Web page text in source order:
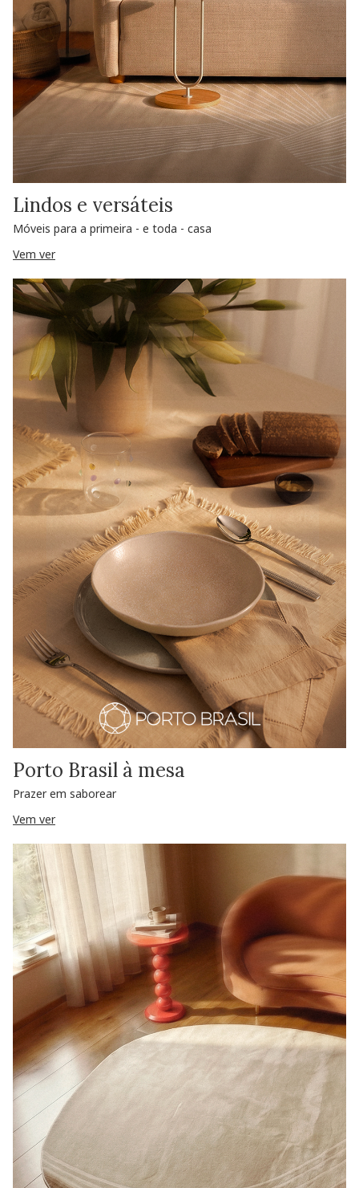
Lindos e versáteis
Móveis para a primeira - e toda - casa
Vem ver
Porto Brasil à mesa
Prazer em saborear
Vem ver